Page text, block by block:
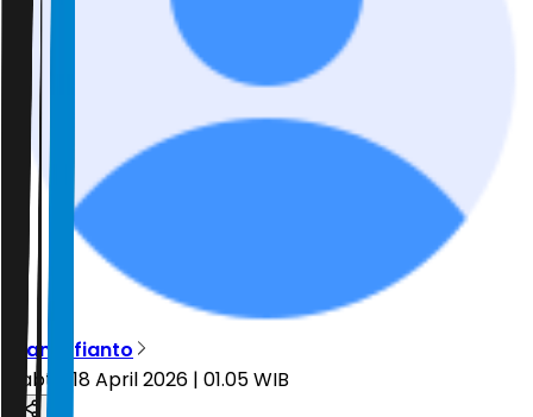
Rian Alfianto
Sabtu, 18 April 2026 | 01.05 WIB